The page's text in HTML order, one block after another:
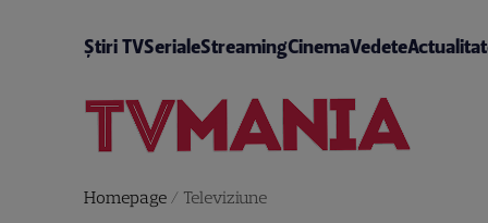
Știri TVSerialeStreamingCinemaVedete
Homepage/ Televiziune